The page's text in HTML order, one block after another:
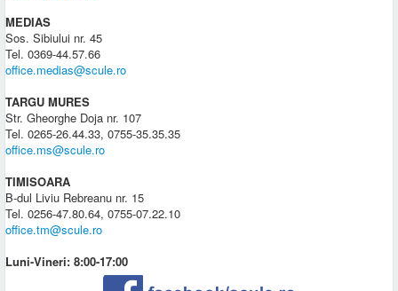
MEDIAS
Sos. Sibiului nr. 45
Tel. 0369-44.57.66
office.medias@scule.ro
TARGU MURES
Str. Gheorghe Doja nr. 107
Tel. 0265-26.44.33, 0755-35.35.35
office.ms@scule.ro
TIMISOARA
B-dul Liviu Rebreanu nr. 15
Tel. 0256-47.80.64, 0755-07.22.10
office.tm@scule.ro
Luni-Vineri: 8:00-17:00